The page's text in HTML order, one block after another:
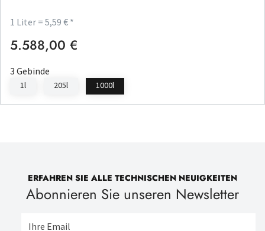
1 Liter = 5,59 € *
Regulärer Preis:
5.588,00 €
3 Gebinde
1l 205l 1000l
ERFAHREN SIE ALLE TECHNISCHEN NEUIGKEITEN
Abonnieren Sie unseren Newsletter